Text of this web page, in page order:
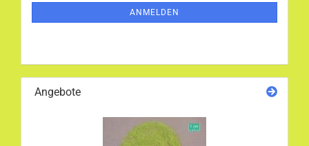
ANMELDEN
Angebote